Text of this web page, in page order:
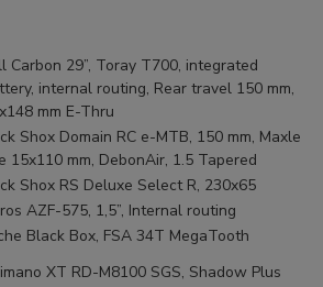
Carbon 29”, Toray T700, integrated
internal routing, Rear travel 150 mm,
mm E-Thru
Shox Domain RC e-MTB, 150 mm, Maxle
15x110 mm, DebonAir, 1.5 Tapered
Shox RS Deluxe Select R, 230x65
AZF-575, 1,5”, Internal routing
Black Box, FSA 34T MegaTooth
XT RD-M8100 SGS, Shadow Plus